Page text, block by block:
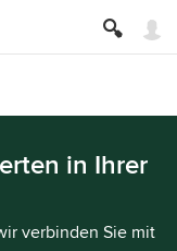
in Ihrer
verbinden Sie mit